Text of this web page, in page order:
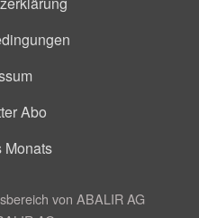
Abo
Monats
von ABALIR AG